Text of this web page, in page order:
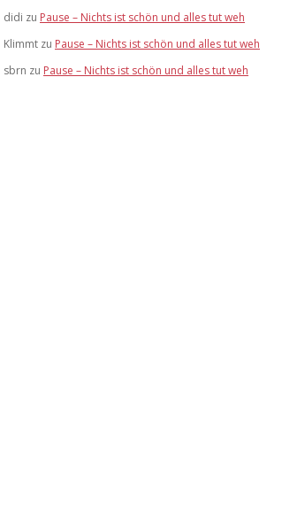
didi zu Pause – Nichts ist schön und alles tut weh
Klimmt zu Pause – Nichts ist schön und alles tut weh
sbrn zu Pause – Nichts ist schön und alles tut weh